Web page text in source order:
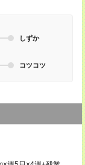
しずか
コツコツ